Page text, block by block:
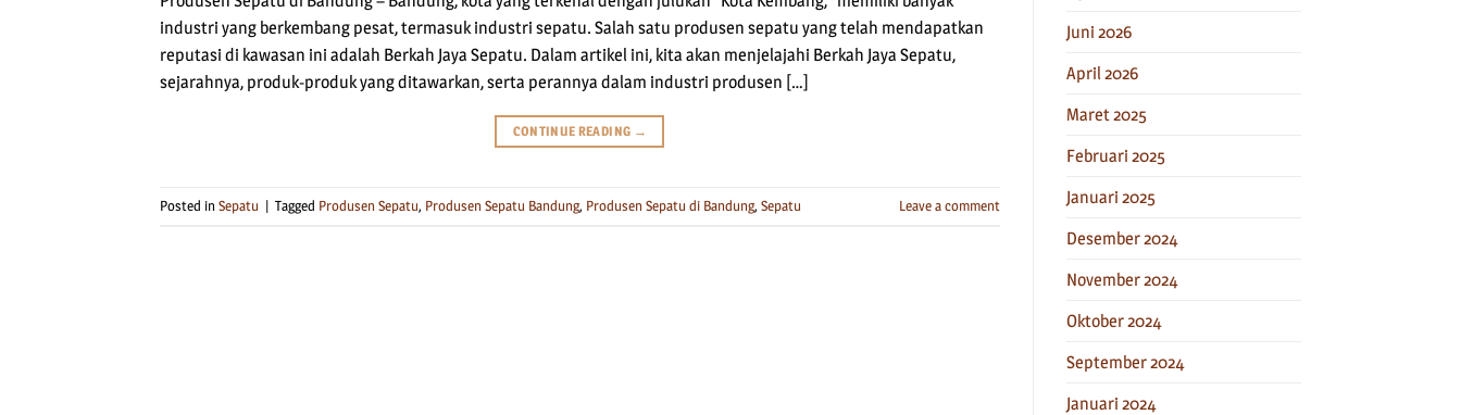
industri yang berkembang pesat, termasuk industri sepatu. Salah satu produsen sepatu yang telah mendapatkan
reputasi di kawasan ini adalah Berkah Jaya Sepatu. Dalam artikel ini, kita akan menjelajahi Berkah Jaya Sepatu,
sejarahnya, produk-produk yang ditawarkan, serta perannya dalam industri produsen […]
CONTINUE READING →
Posted in Sepatu | Tagged Produsen Sepatu, Produsen Sepatu Bandung, Produsen Sepatu di Bandung, Sepatu Leave a comment
Juni 2026
April 2026
Maret 2025
Februari 2025
Januari 2025
Desember 2024
November 2024
Oktober 2024
September 2024
Januari 2024